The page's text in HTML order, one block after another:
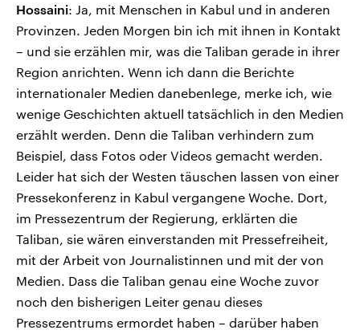
Hossaini: Ja, mit Menschen in Kabul und in anderen
Provinzen. Jeden Morgen bin ich mit ihnen in Kontakt
– und sie erzählen mir, was die Taliban gerade in ihrer
Region anrichten. Wenn ich dann die Berichte
internationaler Medien danebenlege, merke ich, wie
wenige Geschichten aktuell tatsächlich in den Medien
erzählt werden. Denn die Taliban verhindern zum
Beispiel, dass Fotos oder Videos gemacht werden.
Leider hat sich der Westen täuschen lassen von einer
Pressekonferenz in Kabul vergangene Woche. Dort,
im Pressezentrum der Regierung, erklärten die
Taliban, sie wären einverstanden mit Pressefreiheit,
mit der Arbeit von Journalistinnen und mit der von
Medien. Dass die Taliban genau eine Woche zuvor
noch den bisherigen Leiter genau dieses
Pressezentrums ermordet haben – darüber haben